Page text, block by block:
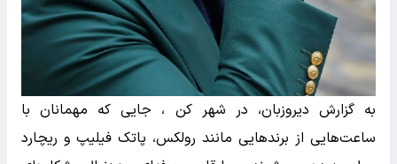
به گزارش دیروزبان، در شهر کن ، جایی که مهمانان با
ساعت‌هایی از برندهایی مانند رولکس، پاتک فیلیپ و ریچارد